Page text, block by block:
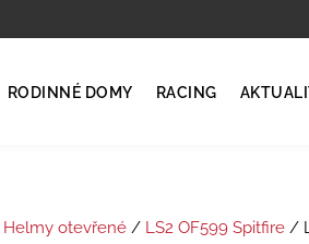
RODINNÉ DOMY RACING
Helmy otevřené/ LS2 OF599 Spitfire/